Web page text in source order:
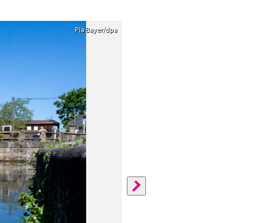
Pia Bayer/dpa